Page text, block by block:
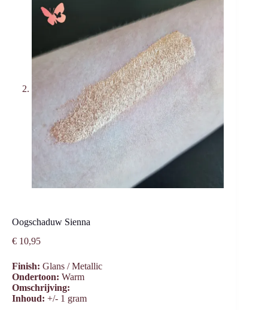
Oogschaduw Sienna
€ 10,95
Finish: Glans / Metallic
Ondertoon: Warm
Omschrijving:
Inhoud: +/- 1 gram